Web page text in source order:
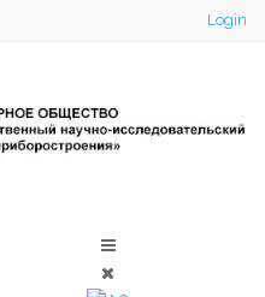
Login